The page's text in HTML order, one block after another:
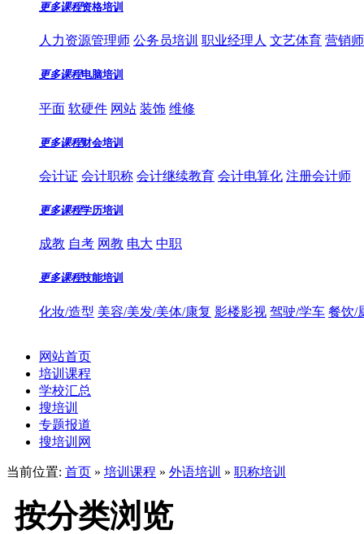
更多课程资格培训
人力资源管理师 公务员培训 职业经理人 文艺体育 营销
更多课程电脑培训
平面 软硬件 网站 装饰 维修
更多课程财会培训
会计证 会计职称 会计继续教育 会计电算化 注册会计师
更多课程学历培训
成教 自考 网教 电大 中职
更多课程技能培训
化妆/造型 美容/美发/美体/康复 影楼影视 驾驶/学车 餐饮/
网站首页
培训课程
学校汇总
搜培训
专题报道
搜培训网
当前位置: 首页 » 培训课程 » 外语培训 » 职称培训
按分类浏览